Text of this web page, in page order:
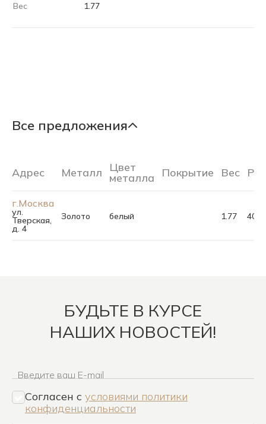
Вес
1.77
Все предложения
Адрес Металл Цвет
металла Покрытие Вес
г.Москва
ул.
Тверская,
д. 4
Золото белый 1.77 40.0
БУДЬТЕ В КУРСЕ
НАШИХ НОВОСТЕЙ!
Введите ваш E-mail
Согласен c условиями политики
конфиденциальности